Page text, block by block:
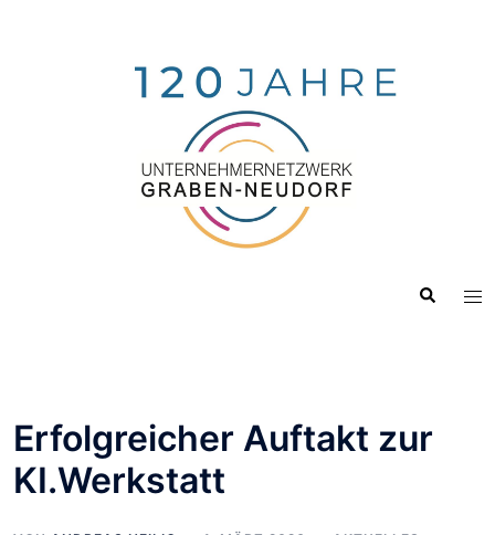
Suche
Erfolgreicher Auftakt zur
KI.Werkstatt